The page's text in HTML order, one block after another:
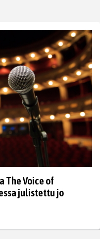
The Voice of
julistettu jo